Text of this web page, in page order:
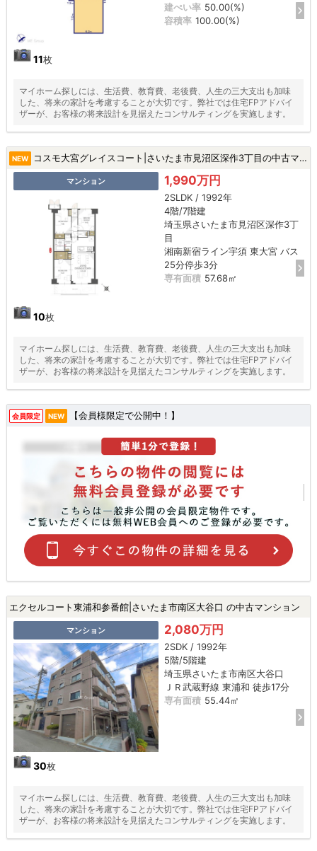
11枚
建ぺい率 50.00(%)
容積率 100.00(%)
マイホーム探しには、生活費、教育費、老後費、人生の三大支出も加味
した、将来の家計を考慮することが大切です。弊社では住宅FPアドバイ
ザーが、お客様の将来設計を見据えたコンサルティングを実施します。
NEW コスモ大宮グレイスコート|さいたま市見沼区深作3丁目の中古マンション
マンション
10枚
1,990万円
2SLDK / 1992年
4階/7階建
埼玉県さいたま市見沼区深作3丁
目
湘南新宿ライン宇須 東大宮 バス
25分停歩3分
専有面積 57.68㎡
マイホーム探しには、生活費、教育費、老後費、人生の三大支出も加味
した、将来の家計を考慮することが大切です。弊社では住宅FPアドバイ
ザーが、お客様の将来設計を見据えたコンサルティングを実施します。
会員限定 NEW 【会員様限定で公開中！】
エクセルコート東浦和参番館|さいたま市南区大谷口 の中古マンション
マンション
30枚
2,080万円
2SDK / 1992年
5階/5階建
埼玉県さいたま市南区大谷口
ＪＲ武蔵野線 東浦和 徒歩17分
専有面積 55.44㎡
マイホーム探しには、生活費、教育費、老後費、人生の三大支出も加味
した、将来の家計を考慮することが大切です。弊社では住宅FPアドバイ
ザーが、お客様の将来設計を見据えたコンサルティングを実施します。